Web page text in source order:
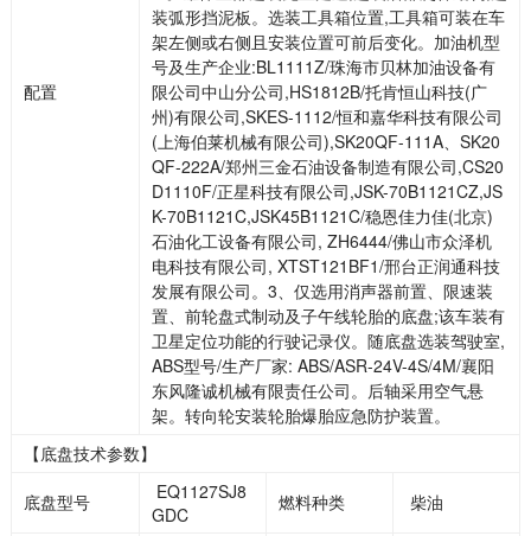
配置
装弧形挡泥板。选装工具箱位置,工具箱可装在车
架左侧或右侧且安装位置可前后变化。加油机型
号及生产企业:BL1111Z/珠海市贝林加油设备有
限公司中山分公司,HS1812B/托肯恒山科技(广
州)有限公司,SKES-1112/恒和嘉华科技有限公司
(上海伯莱机械有限公司),SK20QF-111A、SK20
QF-222A/郑州三金石油设备制造有限公司,CS20
D1110F/正星科技有限公司,JSK-70B1121CZ,JS
K-70B1121C,JSK45B1121C/稳恩佳力佳(北京)
石油化工设备有限公司, ZH6444/佛山市众泽机
电科技有限公司, XTST121BF1/邢台正润通科技
发展有限公司。3、仅选用消声器前置、限速装
置、前轮盘式制动及子午线轮胎的底盘;该车装有
卫星定位功能的行驶记录仪。随底盘选装驾驶室,
ABS型号/生产厂家: ABS/ASR-24V-4S/4M/襄阳
东风隆诚机械有限责任公司。后轴采用空气悬
架。转向轮安装轮胎爆胎应急防护装置。
【底盘技术参数】
底盘型号
EQ1127SJ8
GDC
燃料种类 柴油